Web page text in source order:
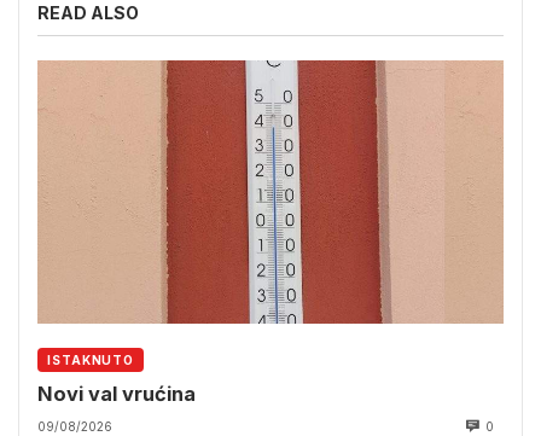
READ ALSO
ISTAKNUTO
Novi val vrućina
09/08/2026 0